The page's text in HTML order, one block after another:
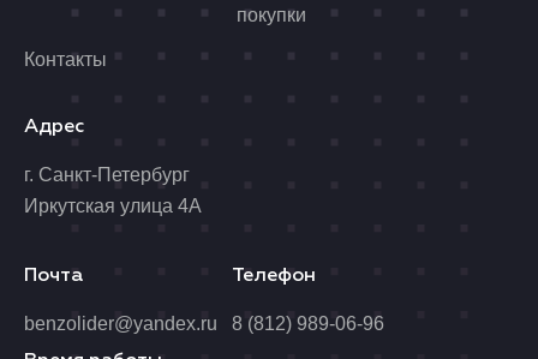
покупки
Контакты
Адрес
г. Санкт-Петербург
Иркутская улица 4А
Почта
benzolider@yandex.ru
Телефон
8 (812) 989-06-96